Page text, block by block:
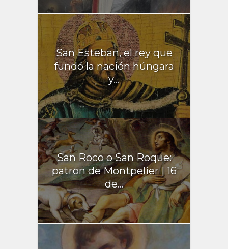
San Esteban, el rey que
fundó la nación húngara
y...
San Roco o San Roque:
patron de Montpelier | 16
de...